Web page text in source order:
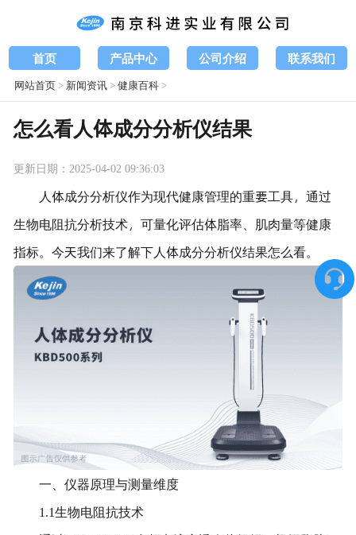
首页 产品中心 公司介绍 联系我们
网站首页> 新闻资讯>健康百科>
怎么看人体成分分析仪结果
更新日期：2025-04-02 09:36:03
人体成分分析仪作为现代健康管理的重要工具，通过
生物电阻抗分析技术，可量化评估体脂率、肌肉量等健康
指标。今天我们来了解下人体成分分析仪结果怎么看。
一、仪器原理与测量维度
1.1生物电阻抗技术